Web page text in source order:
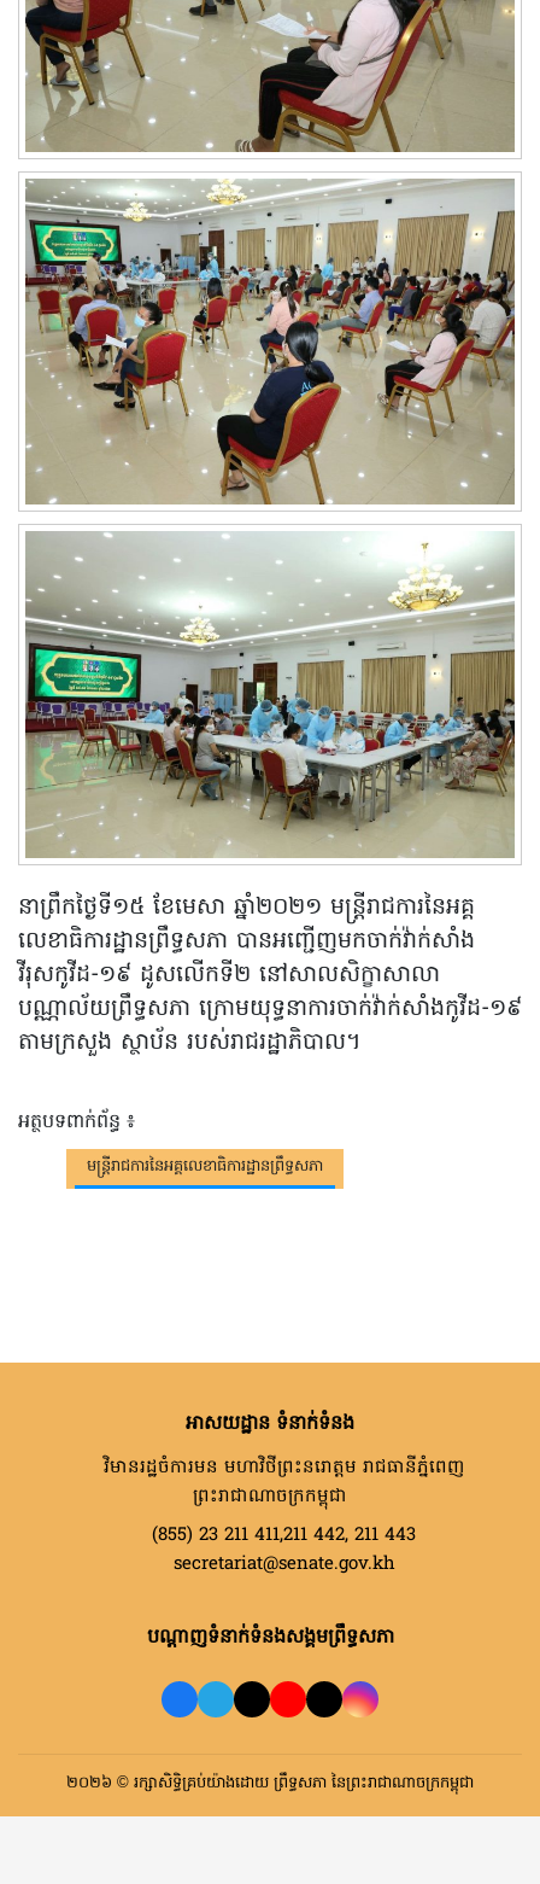
នាព្រឹកថ្ងៃទី១៥ ខែមេសា ឆ្នាំ២០២១ មន្រ្តីរាជការនៃអគ្គ
លេខាធិការដ្ឋានព្រឹទ្ធសភា បានអញ្ជើញមកចាក់វ៉ាក់សាំង
វីរុសកូវីដ-១៩ ដូសលើកទី២ នៅសាលសិក្ខាសាលា
បណ្ណាល័យព្រឹទ្ធសភា ក្រោមយុទ្ធនាការចាក់វ៉ាក់សាំងកូវីដ-១៩
តាមក្រសួង ស្ថាប័ន របស់រាជរដ្ឋាភិបាល។
អត្ថបទពាក់ព័ន្ធ ៖
មន្រ្តីរាជការនៃអគ្គលេខាធិការដ្ឋានព្រឹទ្ធសភា
អាសយដ្ឋាន ទំនាក់ទំនង
វិមានរដ្ឋចំការមន មហាវិថីព្រះនរោត្តម រាជធានីភ្នំពេញ
ព្រះរាជាណាចក្រកម្ពុជា
(855) 23 211 411,211 442, 211 443
secretariat@senate.gov.kh
បណ្តាញទំនាក់ទំនងសង្គមព្រឹទ្ធសភា
២០២៦ © រក្សាសិទ្ធិគ្រប់យ៉ាងដោយ ព្រឹទ្ធសភា នៃព្រះរាជាណាចក្រកម្ពុជា